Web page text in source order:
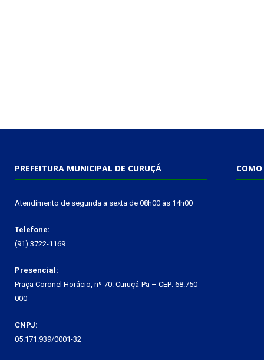
PREFEITURA MUNICIPAL DE CURUÇÁ
Atendimento de segunda a sexta de 08h00 às 14h00
Telefone:
(91) 3722-1169
Presencial:
Praça Coronel Horácio, nº 70. Curuçá-Pa – CEP: 68.750-
000
CNPJ:
05.171.939/0001-32
COMO